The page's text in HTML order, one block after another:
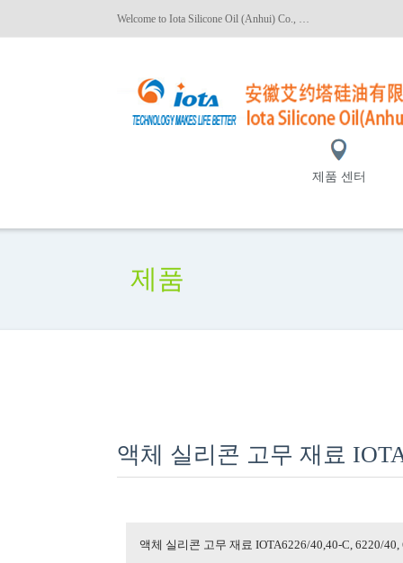
Welcome to Iota Silicone Oil (Anhui) Co., Ltd.!
제품 센터
제품
액체 실리콘 고무 재료
액체 실리콘 고무 재료 IOTA6226/40,40-C, 6220/40,